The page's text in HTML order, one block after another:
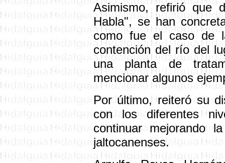
Asimismo, refirió que
Habla", se han
como fue el caso de
contención del río del
una planta de
mencionar algunos
Por último, reiteró su
con los diferentes
continuar mejorando
jaltocanenses.